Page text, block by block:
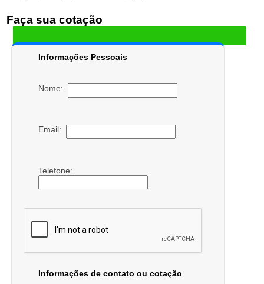
Faça sua cotação
Informações Pessoais
Nome:
Email:
Telefone:
Informações de contato ou cotação